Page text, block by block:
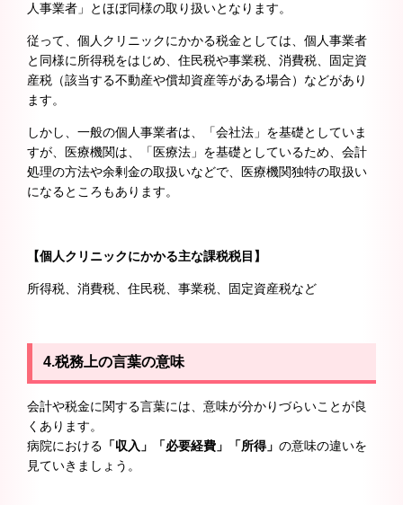
人事業者」とほぼ同様の取り扱いとなります。
従って、個人クリニックにかかる税金としては、個人事業者
と同様に所得税をはじめ、住民税や事業税、消費税、固定資
産税（該当する不動産や償却資産等がある場合）などがあり
ます。
しかし、一般の個人事業者は、「会社法」を基礎としていま
すが、医療機関は、「医療法」を基礎としているため、会計
処理の方法や余剰金の取扱いなどで、医療機関独特の取扱い
になるところもあります。
【個人クリニックにかかる主な課税税目】
所得税、消費税、住民税、事業税、固定資産税など
4.税務上の言葉の意味
会計や税金に関する言葉には、意味が分かりづらいことが良
くあります。
病院における 「収入」「必要経費」「所得」 の意味の違いを
見ていきましょう。